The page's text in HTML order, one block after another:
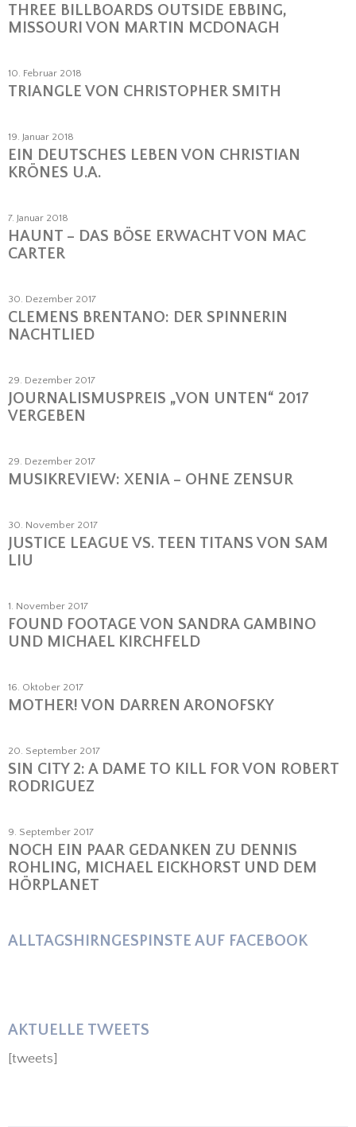
THREE BILLBOARDS OUTSIDE EBBING,
MISSOURI VON MARTIN MCDONAGH
10. Februar 2018
TRIANGLE VON CHRISTOPHER SMITH
19. Januar 2018
EIN DEUTSCHES LEBEN VON CHRISTIAN
KRÖNES U.A.
7. Januar 2018
HAUNT – DAS BÖSE ERWACHT VON MAC
CARTER
30. Dezember 2017
CLEMENS BRENTANO: DER SPINNERIN
NACHTLIED
29. Dezember 2017
JOURNALISMUSPREIS „VON UNTEN“ 2017
VERGEBEN
29. Dezember 2017
MUSIKREVIEW: XENIA – OHNE ZENSUR
30. November 2017
JUSTICE LEAGUE VS. TEEN TITANS VON SAM
LIU
1. November 2017
FOUND FOOTAGE VON SANDRA GAMBINO
UND MICHAEL KIRCHFELD
16. Oktober 2017
MOTHER! VON DARREN ARONOFSKY
20. September 2017
SIN CITY 2: A DAME TO KILL FOR VON ROBERT
RODRIGUEZ
9. September 2017
NOCH EIN PAAR GEDANKEN ZU DENNIS
ROHLING, MICHAEL EICKHORST UND DEM
HÖRPLANET
ALLTAGSHIRNGESPINSTE AUF FACEBOOK
AKTUELLE TWEETS
[tweets]